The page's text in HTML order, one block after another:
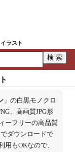
ラスト
」の白黒モノクロ
、高画質JPG形
ーフリーの高品質
ダウンロードで
もOKなので、